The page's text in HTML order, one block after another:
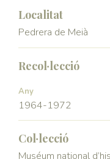
Localitat
Pedrera de Meià
Recol·lecció
Any
1964-1972
Col·lecció
Muséum national